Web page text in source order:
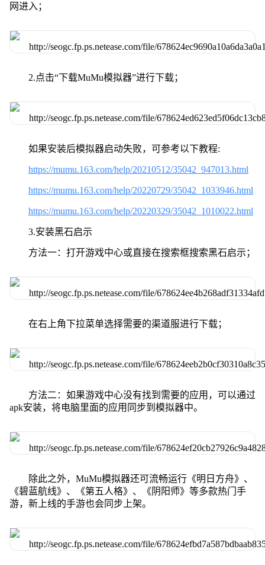
网进入；
2.点击“下载MuMu模拟器”进行下载；
如果安装后模拟器启动失败，可参考以下教程:
https://mumu.163.com/help/20210512/35042_947013.html
https://mumu.163.com/help/20220729/35042_1033946.html
https://mumu.163.com/help/20220329/35042_1010022.html
3.安装黑石启示
方法一：打开游戏中心或直接在搜索框搜索黑石启示；
在右上角下拉菜单选择需要的渠道服进行下载；
方法二：如果游戏中心没有找到需要的应用，可以通过
apk安装，将电脑里面的应用同步到模拟器中。
除此之外，MuMu模拟器还可流畅运行《明日方舟》、
《碧蓝航线》、《第五人格》、《阴阳师》等多款热门手
游，新上线的手游也会同步上架。